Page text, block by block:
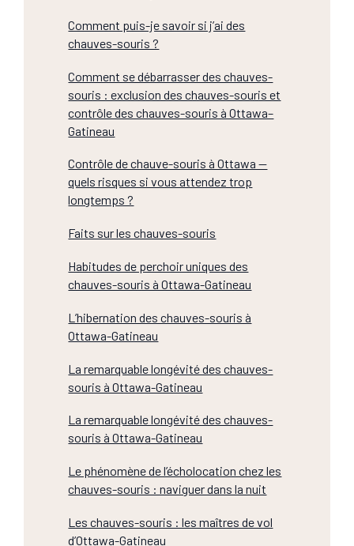
Comment puis-je savoir si j’ai des
chauves-souris ?
Comment se débarrasser des chauves-
souris : exclusion des chauves-souris et
contrôle des chauves-souris à Ottawa–
Gatineau
Contrôle de chauve-souris à Ottawa —
quels risques si vous attendez trop
longtemps ?
Faits sur les chauves-souris
Habitudes de perchoir uniques des
chauves-souris à Ottawa-Gatineau
L’hibernation des chauves-souris à
Ottawa-Gatineau
La remarquable longévité des chauves-
souris à Ottawa-Gatineau
La remarquable longévité des chauves-
souris à Ottawa-Gatineau
Le phénomène de l’écholocation chez les
chauves-souris : naviguer dans la nuit
Les chauves-souris : les maîtres de vol
d’Ottawa-Gatineau